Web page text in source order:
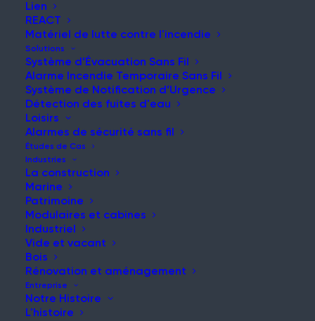
Lien
REACT
Matériel de lutte contre l'incendie
Solutions
Système d’Évacuation Sans Fil
Alarme Incendie Temporaire Sans Fil
Système de Notification d’Urgence
Détection des fuites d'eau
Loisirs
Alarmes de sécurité sans fil
Études de Cas
Industries
La construction
Marine
Patrimoine
Modulaires et cabines
Industriel
Vide et vacant
Bois
Rénovation et aménagement
Entreprise
Notre Histoire
L'histoire
Wimbledon
Protection incendie critique
pour un site sportif mondial en
direct
Accueil Wimbledon All England Lawn Tennis Club